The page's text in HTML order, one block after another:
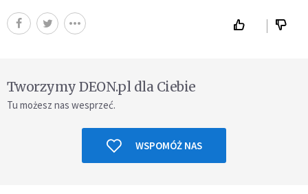
Tworzymy DEON.pl dla Ciebie
Tu możesz nas wesprzeć.
WSPOMÓŻ NAS